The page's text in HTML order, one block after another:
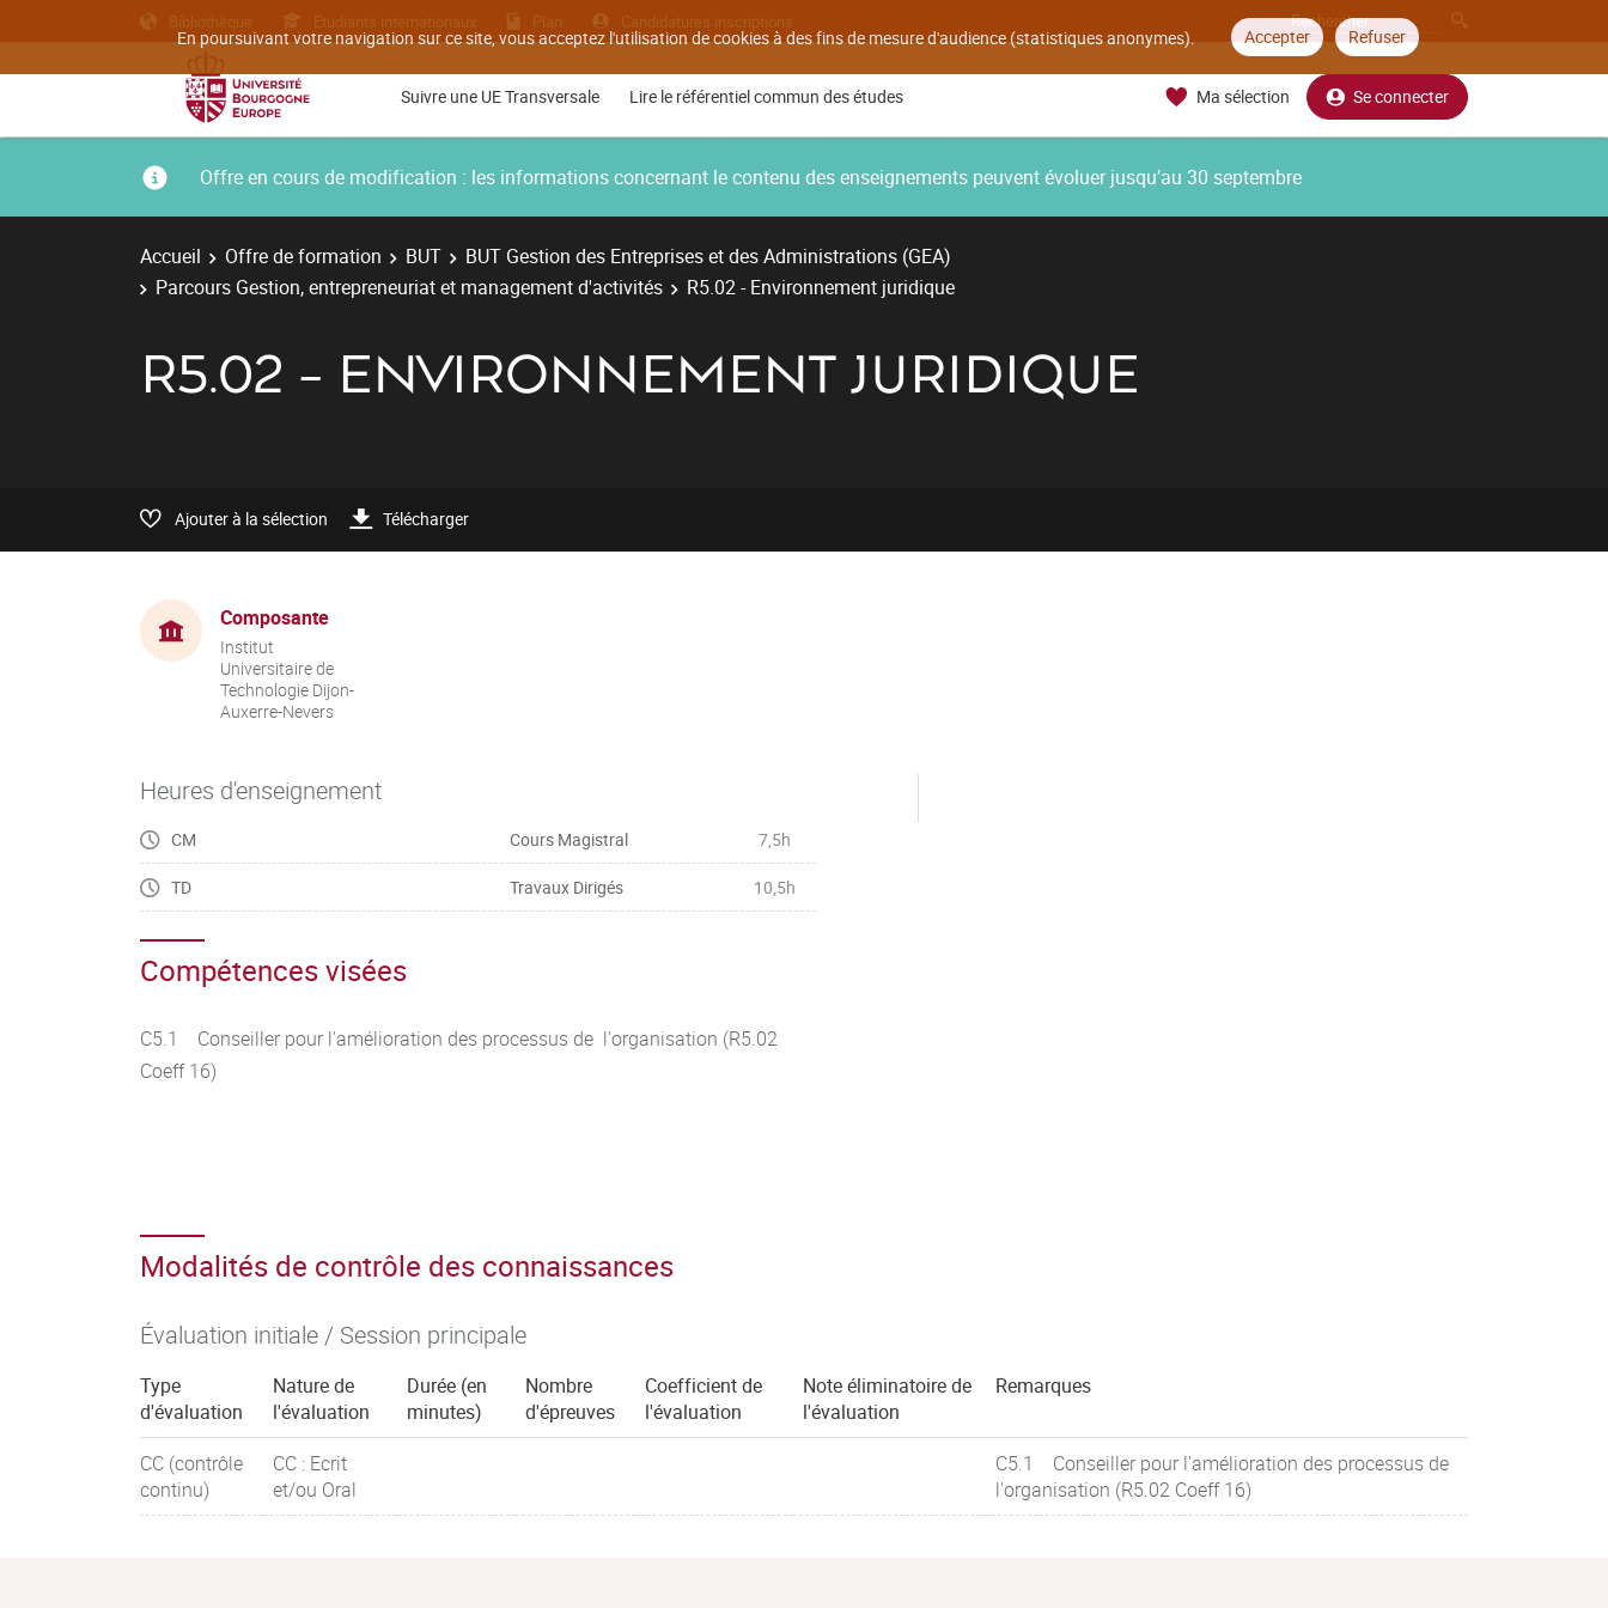
En poursuivant votre navigation sur ce site, vous acceptez l'utilisation de cookies à des fins de mesure d'audience (statistiques anonymes). Accepter Refuser
Bibliothèque Etudiants internationaux Plan Candidatures inscriptions
Suivre une UE Transversale Lire le référentiel commun des études Ma sélection Se connecter
Offre en cours de modification : les informations concernant le contenu des enseignements peuvent évoluer jusqu’au 30 septembre
Accueil Offre de formation BUT
BUT Gestion des Entreprises et des Administrations (GEA)
Parcours Gestion, entrepreneuriat et management d'activités
R5.02 - Environnement juridique
R5.02 - ENVIRONNEMENT JURIDIQUE
Ajouter à la sélection Télécharger
Composante
Institut
Universitaire de
Technologie Dijon-
Auxerre-Nevers
Heures d'enseignement
CM Cours Magistral 7,5h
TD Travaux Dirigés 10,5h
Compétences visées
C5.1 Conseiller pour l'amélioration des processus de l'organisation (R5.02
Coeff 16)
Modalités de contrôle des connaissances
Évaluation initiale / Session principale
Type
d'évaluation
Nature de
l'évaluation
Durée (en
minutes)
Nombre
d'épreuves
Coefficient de
l'évaluation
Note éliminatoire de
l'évaluation
Remarques
CC (contrôle
continu)
CC : Ecrit
et/ou Oral
C5.1 Conseiller pour l'amélioration des processus de
l'organisation (R5.02 Coeff 16)